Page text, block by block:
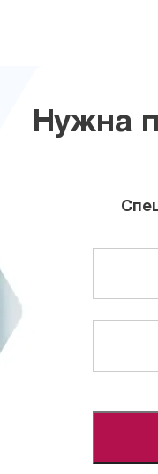
Нужна